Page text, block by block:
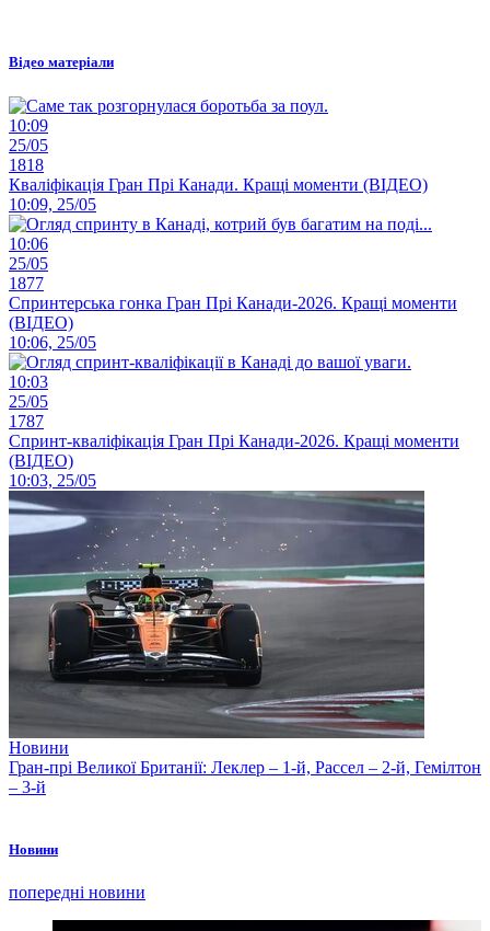
Відео матеріали
10:09
25/05
1818
Кваліфікація Гран Прі Канади. Кращі моменти (ВІДЕО)
10:09, 25/05
10:06
25/05
1877
Спринтерська гонка Гран Прі Канади-2026. Кращі моменти
(ВІДЕО)
10:06, 25/05
10:03
25/05
1787
Спринт-кваліфікація Гран Прі Канади-2026. Кращі моменти
(ВІДЕО)
10:03, 25/05
Новини
Гран-прі Великої Британії: Леклер – 1-й, Рассел – 2-й, Гемілтон
– 3-й
Новини
попередні новини